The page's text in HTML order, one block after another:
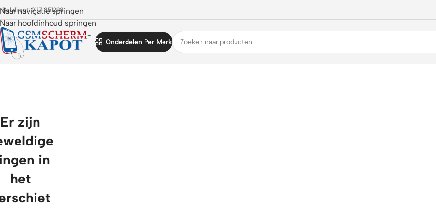
Naar navigatie springen
Naar hoofdinhoud springen
Bel direct: 0117 851298
Onderdelen Per Merk
Er zijn
in
het